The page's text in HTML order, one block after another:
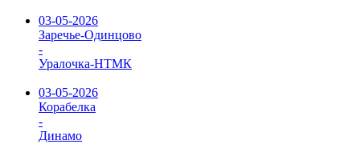
03-05-2026
Заречье-Одинцово
-
Уралочка-НТМК
03-05-2026
Корабелка
-
Динамо